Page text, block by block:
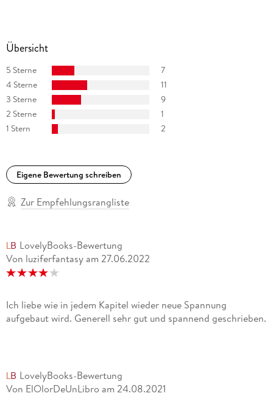
Übersicht
5 Sterne
7
4 Sterne
11
3 Sterne
9
2 Sterne
1
1 Stern
2
Eigene Bewertung schreiben
Zur Empfehlungsrangliste
LovelyBooks-Bewertung
Von luziferfantasy am 27.06.2022
Ich liebe wie in jedem Kapitel wieder neue Spannung
aufgebaut wird. Generell sehr gut und spannend geschrieben.
LovelyBooks-Bewertung
Von ElOlorDeUnLibro am 24.08.2021